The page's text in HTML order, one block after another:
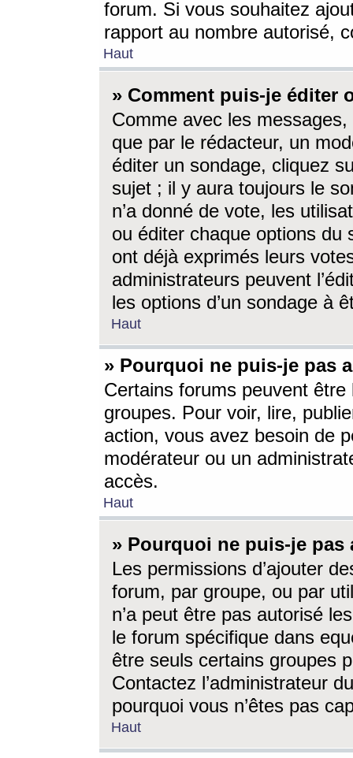
forum. Si vous souhaitez
rapport au nombre autorisé,
Haut
» Comment puis-je éditer
Comme avec les
que par le rédacteur, un
éditer un sondage, cliquez
sujet ; il y aura toujours le
n’a donné de vote, les
ou éditer chaque options du
ont déjà exprimés leurs
administrateurs peuvent
les options d’un sondage à
Haut
» Pourquoi ne puis-je pas
Certains forums peuvent être
groupes. Pour voir, lire,
action, vous avez besoin de
modérateur ou un
accès.
Haut
» Pourquoi ne puis-je
Les permissions d’ajouter
forum, par groupe, ou par
n’a peut être pas autorisé
le forum spécifique dans
être seuls certains groupes
Contactez l’administrateur
pourquoi vous n’êtes pas
Haut